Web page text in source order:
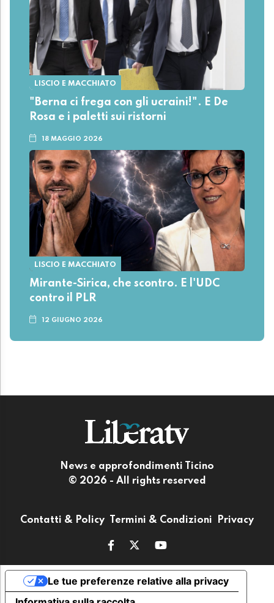
LISCIO E MACCHIATO
"Berna ci frega con gli ucraini!". E De
Rosa e i paletti sui ristorni
18 MAGGIO 2026
LISCIO E MACCHIATO
Mirante-Sirica, che scontro. E l'UDC
contro il PLR
12 GIUGNO 2026
News e approfondimenti Ticino
© 2026 - All rights reserved
Contatti & Policy Termini & Condizioni Privacy
Le tue preferenze relative alla privacy